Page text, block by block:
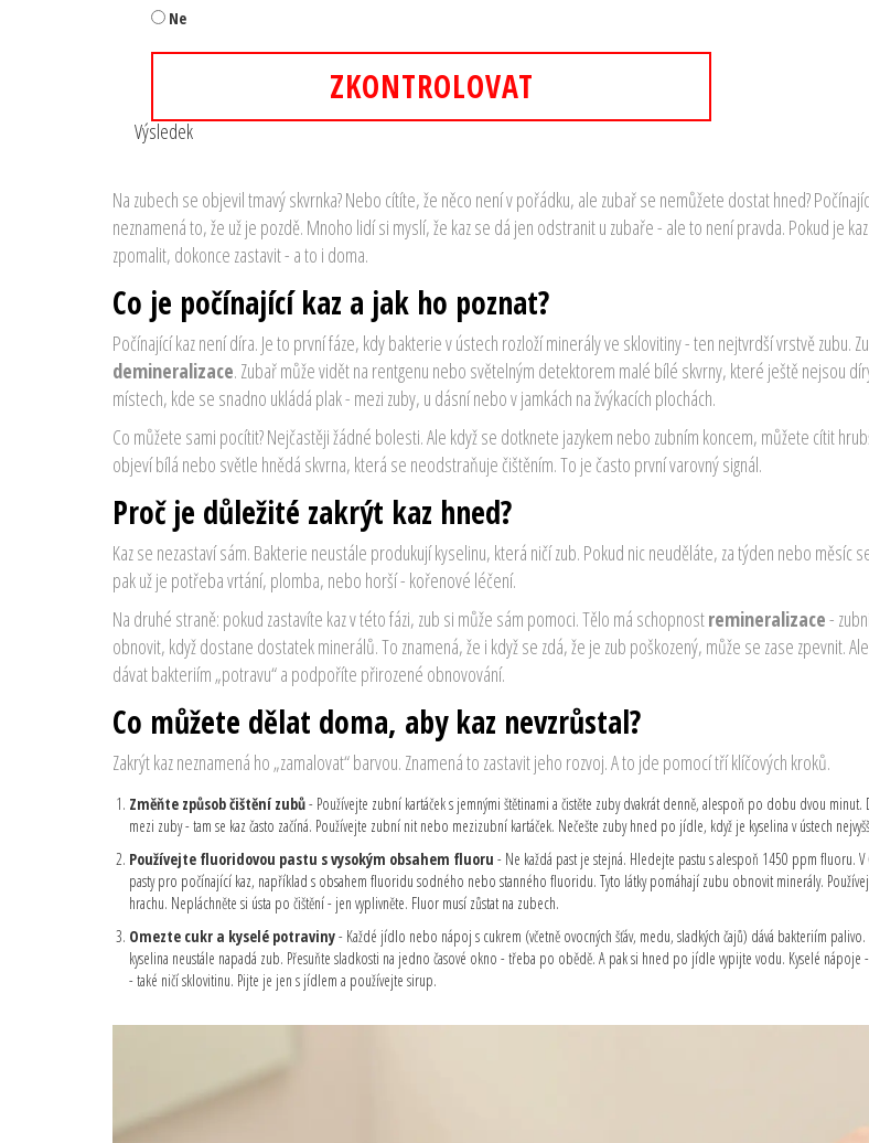
Ne
ZKONTROLOVAT
Výsledek
Na zubech se objevil tmavý skvrnka? Nebo cítíte, že něco není v pořádku, ale zubař se nemůžete dostat hned?
neznamená to, že už je pozdě. Mnoho lidí si myslí, že kaz se dá jen odstranit u zubaře - ale to není pravda. Pokud je
zpomalit, dokonce zastavit - a to i doma.
Co je počínající kaz a jak ho poznat?
Počínající kaz není díra. Je to první fáze, kdy bakterie v ústech rozloží minerály ve sklovitiny - ten nejtvrdší vrstvě zubu.
demineralizace. Zubař může vidět na rentgenu nebo světelným detektorem malé bílé skvrny, které ještě nejsou
místech, kde se snadno ukládá plak - mezi zuby, u dásní nebo v jamkách na žvýkacích plochách.
Co můžete sami pocítit? Nejčastěji žádné bolesti. Ale když se dotknete jazykem nebo zubním koncem, můžete cítit
objeví bílá nebo světle hnědá skvrna, která se neodstraňuje čištěním. To je často první varovný signál.
Proč je důležité zakrýt kaz hned?
Kaz se nezastaví sám. Bakterie neustále produkují kyselinu, která ničí zub. Pokud nic neuděláte, za týden nebo měsíc
pak už je potřeba vrtání, plomba, nebo horší - kořenové léčení.
Na druhé straně: pokud zastavíte kaz v této fázi, zub si může sám pomoci. Tělo má schopnostremineralizace-
obnovit, když dostane dostatek minerálů. To znamená, že i když se zdá, že je zub poškozený, může se zase zpevnit.
dávat bakteriím „potravu“ a podpoříte přirozené obnovování.
Co můžete dělat doma, aby kaz nevzrůstal?
Zakrýt kaz neznamená ho „zamalovat“ barvou. Znamená to zastavit jeho rozvoj. A to jde pomocí tří klíčových kroků.
Změňte způsob čištění zubů- Používejte zubní kartáček s jemnými štětinami a čistěte zuby dvakrát denně, alespoň po dobu dvou minut.
mezi zuby - tam se kaz často začíná. Používejte zubní nit nebo mezizubní kartáček. Nečešte zuby hned po jídle, když je kyselina v ústech
Používejte fluoridovou pastu s vysokým obsahem fluoru - Ne každá past je stejná. Hledejte pastu s alespoň 1450 ppm fluoru.
pasty pro počínající kaz, například s obsahem fluoridu sodného nebo stanného fluoridu. Tyto látky pomáhají zubu obnovit minerály.
hrachu. Nepláchněte si ústa po čištění - jen vyplivněte. Fluor musí zůstat na zubech.
Omezte cukr a kyselé potraviny- Každé jídlo nebo nápoj s cukrem (včetně ovocných šťáv, medu, sladkých čajů) dává bakteriím
kyselina neustále napadá zub. Přesuňte sladkosti na jedno časové okno - třeba po obědě. A pak si hned po jídle vypijte vodu. Kyselé
- také ničí sklovitinu. Pijte je jen s jídlem a používejte sirup.